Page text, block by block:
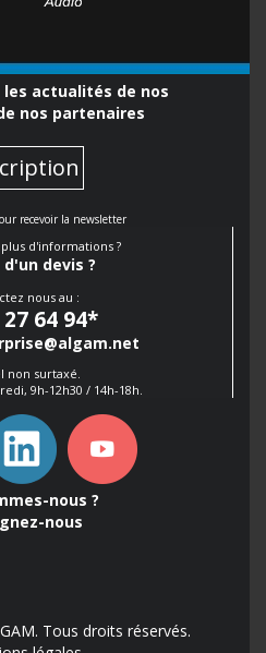
actualités de nos
nos partenaires
recevoir la newsletter
d'informations ?
d'un devis ?
nous au :
64 94*
non surtaxé.
9h-12h30 / 14h-18h.
nous ?
nous
Tous droits réservés.